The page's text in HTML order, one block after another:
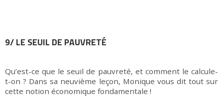
9/ LE SEUIL DE PAUVRETÉ
Qu’est-ce que le seuil de pauvreté, et comment le calcule-
t-on ? Dans sa neuvième leçon, Monique vous dit tout sur
cette notion économique fondamentale !